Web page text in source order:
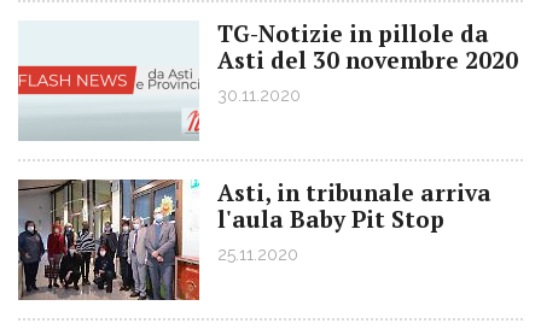
TG-Notizie in pillole da
Asti del 30 novembre 2020
30.11.2020
Asti, in tribunale arriva
l'aula Baby Pit Stop
25.11.2020